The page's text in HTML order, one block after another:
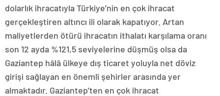
dolarlık ihracatıyla Türkiye’nin en çok ihracat
gerçekleştiren altıncı ili olarak kapatıyor. Artan
maliyetlerden ötürü ihracatın ithalatı karşılama oranı
son 12 ayda %121,5 seviyelerine düşmüş olsa da
Gaziantep hâlâ ülkeye dış ticaret yoluyla net döviz
girişi sağlayan en önemli şehirler arasında yer
almaktadır. Gaziantep’ten en çok ihracat